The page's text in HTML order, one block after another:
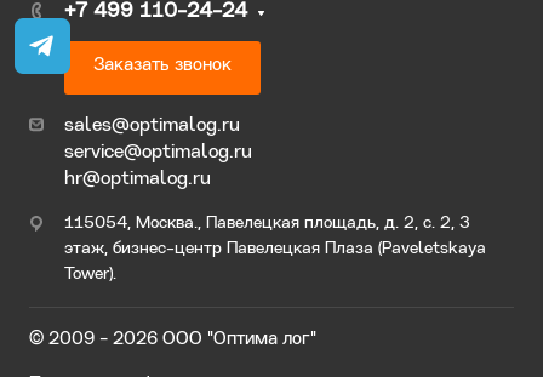
+7 499 110-24-24
Заказать звонок
sales@optimalog.ru
service@optimalog.ru
hr@optimalog.ru
115054, Москва., Павелецкая площадь, д. 2, с. 2, 3
этаж, бизнес-центр Павелецкая Плаза (Paveletskaya
Tower).
© 2009 - 2026 ООО "Оптима лог"